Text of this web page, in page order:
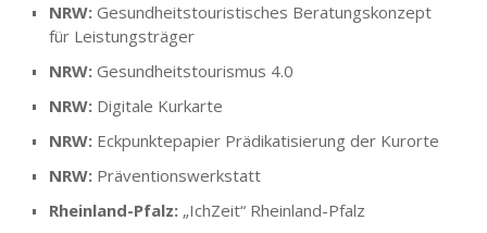
NRW: Gesundheitstouristisches Beratungskonzept
für Leistungsträger
NRW: Gesundheitstourismus 4.0
NRW: Digitale Kurkarte
NRW: Eckpunktepapier Prädikatisierung der Kurorte
NRW: Präventionswerkstatt
Rheinland-Pfalz: „IchZeit“ Rheinland-Pfalz